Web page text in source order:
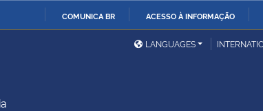
COMUNICA BR ACESSO À INFORMAÇÃO
da Defesa
Ministério das Relações
ExterioresLANGUAGES